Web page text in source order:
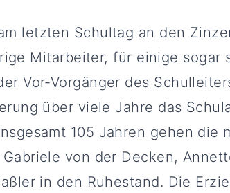
letzten Schultag an den
Mitarbeiter, für einige sogar
Vor-Vorgänger des
über viele Jahre das
105 Jahren gehen die
von der Decken,
in den Ruhestand. Die